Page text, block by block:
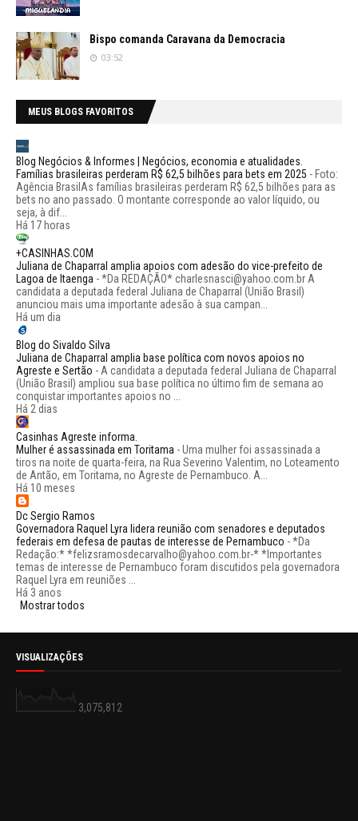
Bispo comanda Caravana da Democracia
03:52
MEUS BLOGS FAVORITOS
Blog Negócios & Informes | Negócios, economia e atualidades.
Famílias brasileiras perderam R$ 62,5 bilhões para bets em 2025 - Foto:
Agência BrasilAs famílias brasileiras perderam R$ 62,5 bilhões para as
bets no ano passado. O montante corresponde ao valor líquido, ou
seja, à dif...
Há 17 horas
+CASINHAS.COM
Juliana de Chaparral amplia apoios com adesão do vice-prefeito de
Lagoa de Itaenga -*Da REDAÇÃO* charlesnasci@yahoo.com.br A
candidata a deputada federal Juliana de Chaparral (União Brasil)
anunciou mais uma importante adesão à sua campan...
Há um dia
Blog do Sivaldo Silva
Juliana de Chaparral amplia base política com novos apoios no
Agreste e Sertão - A candidata a deputada federal Juliana de Chaparral
(União Brasil) ampliou sua base política no último fim de semana ao
conquistar importantes apoios no ...
Há 2 dias
Casinhas Agreste informa.
Mulher é assassinada em Toritama -Uma mulher foi assassinada a
tiros na noite de quarta-feira, na Rua Severino Valentim, no Loteamento
de Antão, em Toritama, no Agreste de Pernambuco. A...
Há 10 meses
Dc Sergio Ramos
Governadora Raquel Lyra lidera reunião com senadores e deputados
federais em defesa de pautas de interesse de Pernambuco -*Da
Redação:* *felizsramosdecarvalho@yahoo.com.br-* *Importantes
temas de interesse de Pernambuco foram discutidos pela governadora
Raquel Lyra em reuniões ...
Há 3 anos
Mostrar todos
VISUALIZAÇÕES
3,075,812